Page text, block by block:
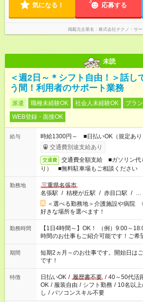
気になる！ 応募する
掲載元企業名 株式会社テクノ・サー
未読
＜週2日～＊シフト自由！＞話し
う間！利用者のサポート業務
派遣 職種未経験OK 社会人未経験OK
ブラ
WEB登録・面接OK
給与
時給1300円～ ■日払いOK（規定あ
交通費別途支給あり
交通費
交通費全額支給 ■ガソリン代
り） ■無料駐車場もご相談ください
勤務地
三重県名張市
名張駅 / 桔梗が丘駅 / 赤目口駅 / …
＜選べる勤務地＞介護施設や病院
好きな場所を選べます！
勤務時間
【1日4時間～】OK！ （例）9:00～
時間のお仕事もご紹介可能です！ご希
その他の時間帯もあなたのライフスタ
ただけます！ 【シフト固定もOK】★家庭の都合でお休みが必要
な場合も遠慮なくご相談ください。 ※週最低15時間以上の勤務
が必要です
期間
短期2ヵ月～のお仕事です。開始日
です！
特徴 日払いOK / 履歴書不要 / 40～50代活
OK / 服装自由 / シフト勤務 / 10名以
し / パソコンスキル不要